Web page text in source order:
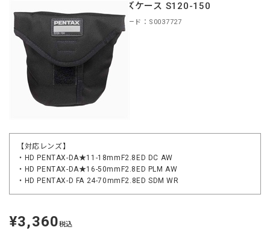
レンズケース S120-150
商品コード：S0037727
【対応レンズ】
・HD PENTAX-DA★11-18mmF2.8ED DC AW
・HD PENTAX-DA★16-50mmF2.8ED PLM AW
・HD PENTAX-D FA 24-70mmF2.8ED SDM WR
定
価
¥3,360税込